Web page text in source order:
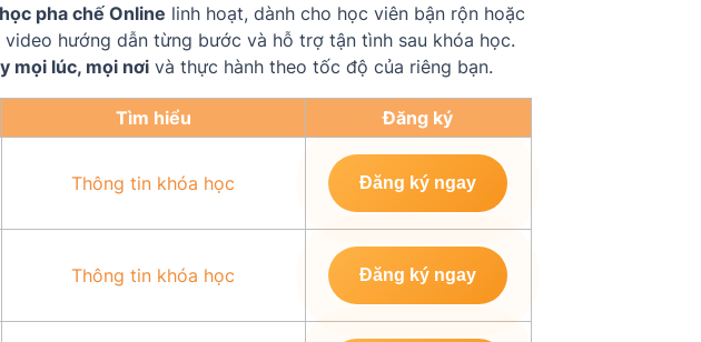
pha chế Online linh hoạt, dành cho học viên bận rộn hoặc
hướng dẫn từng bước và hỗ trợ tận tình sau khóa học.
mọi lúc, mọi nơivà thực hành theo tốc độ của riêng bạn.
Tìm hiểu Đăng ký
Thông tin khóa học Đăng ký ngay
Thông tin khóa học Đăng ký ngay